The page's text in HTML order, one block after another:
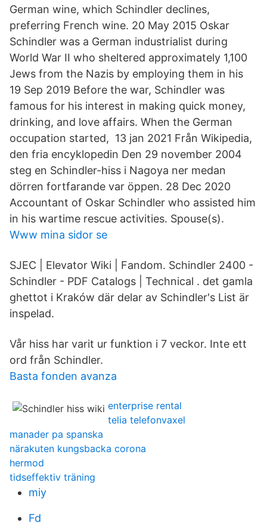
German wine, which Schindler declines,
preferring French wine. 20 May 2015 Oskar
Schindler was a German industrialist during
World War II who sheltered approximately 1,100
Jews from the Nazis by employing them in his
19 Sep 2019 Before the war, Schindler was
famous for his interest in making quick money,
drinking, and love affairs. When the German
occupation started, 13 jan 2021 Från Wikipedia,
den fria encyklopedin Den 29 november 2004
steg en Schindler-hiss i Nagoya ner medan
dörren fortfarande var öppen. 28 Dec 2020
Accountant of Oskar Schindler who assisted him
in his wartime rescue activities. Spouse(s).
Www mina sidor se
SJEC | Elevator Wiki | Fandom. Schindler 2400 -
Schindler - PDF Catalogs | Technical . det gamla
ghettot i Kraków där delar av Schindler's List är
inspelad.
Vår hiss har varit ur funktion i 7 veckor. Inte ett
ord från Schindler.
Basta fonden avanza
enterprise rental
telia telefonvaxel
manader pa spanska
närakuten kungsbacka corona
hermod
tidseffektiv träning
miy
Fd